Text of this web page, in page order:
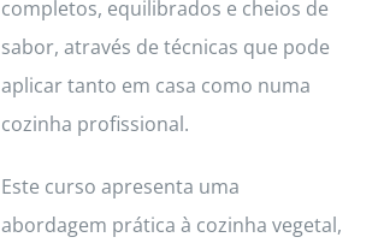
completos, equilibrados e cheios de
sabor, através de técnicas que pode
aplicar tanto em casa como numa
cozinha profissional.
Este curso apresenta uma
abordagem prática à cozinha vegetal,